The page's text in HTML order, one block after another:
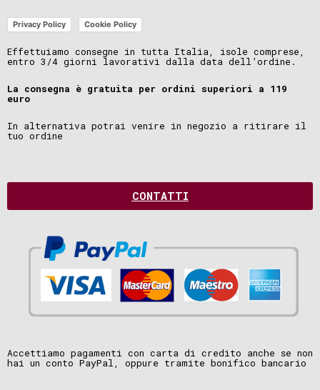
Privacy Policy Cookie Policy
Effettuiamo consegne in tutta Italia, isole comprese,
entro 3/4 giorni lavorativi dalla data dell’ordine.
La consegna è gratuita per ordini superiori a 119
euro
In alternativa potrai venire in negozio a ritirare il
tuo ordine
CONTATTI
Accettiamo pagamenti con carta di credito anche se non
hai un conto PayPal, oppure tramite bonifico bancario